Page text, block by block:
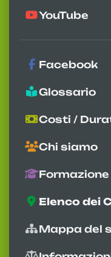
YouTube
Facebook
Glossario
Costi /
Chi siamo
Formazione
Elenco dei
Mappa del